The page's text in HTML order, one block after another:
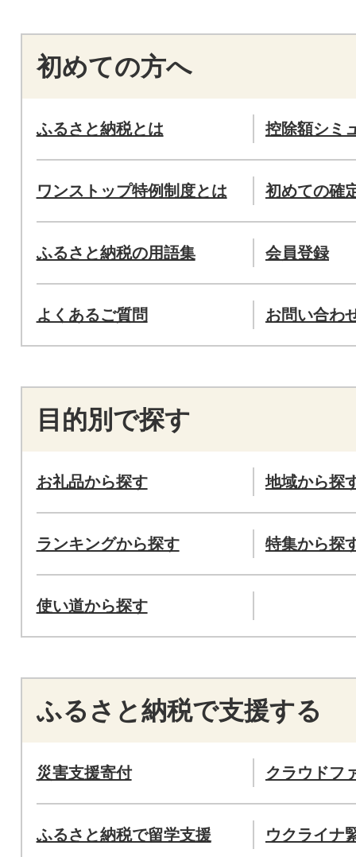
初めての方へ
ふるさと納税とは 控除額シミ
ワンストップ特例制度とは 初めての確
ふるさと納税の用語集 会員登録
よくあるご質問 お問い合わ
目的別で探す
お礼品から探す 地域から探
ランキングから探す 特集から探
使い道から探す
ふるさと納税で支援する
災害支援寄付 クラウドフ
ふるさと納税で留学支援 ウクライナ